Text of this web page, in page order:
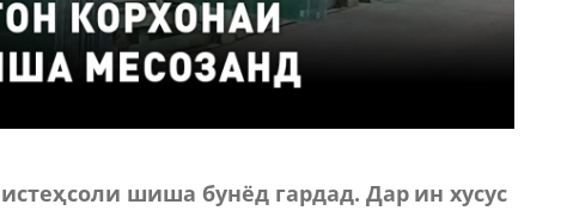
шиша бунёд гардад. Дар ин хусус